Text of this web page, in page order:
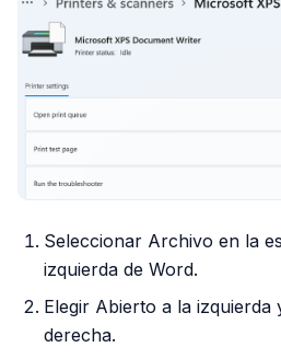
Seleccionar Archivo en la
izquierda de Word.
Elegir Abierto a la izquierda
derecha.